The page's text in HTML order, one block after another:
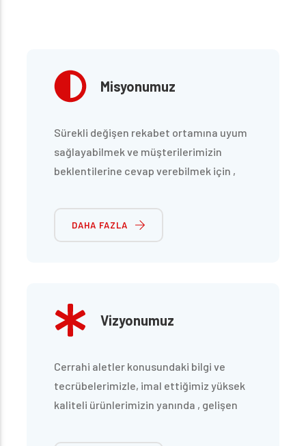
Misyonumuz
Sürekli değişen rekabet ortamına uyum
sağlayabilmek ve müşterilerimizin
beklentilerine cevap verebilmek için ,
aldığı,teknolojik gelişmeleri,metotları ve
kaliteli hammaddeyi imalat sürecinde
DAHA FAZLA
Vizyonumuz
Cerrahi aletler konusundaki bilgi ve
tecrübelerimizle, imal ettiğimiz yüksek
kaliteli ürünlerimizin yanında , gelişen
de ürün yelpazemizle birleştirerek, yurt